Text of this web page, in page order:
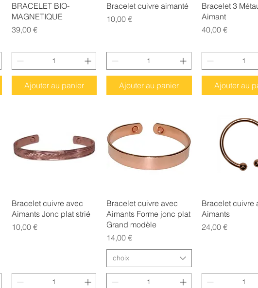
Aperçu rapide
BRACELET BIO-
MAGNETIQUE
Prix
39,00 €
Ajouter au panier
Aperçu rapide
Bracelet cuivre aimanté
Prix
10,00 €
Ajouter au panier
Aperçu
Bracelet 3
Aimant
Prix
40,00 €
Ajouter au
Aperçu rapide
Bracelet cuivre avec
Aimants Jonc plat strié
Prix
10,00 €
Aperçu rapide
Bracelet cuivre avec
Aimants Forme jonc plat
Grand modèle
Prix
14,00 €
choix
Aperçu
Bracelet cuivre
Aimants
Prix
24,00 €